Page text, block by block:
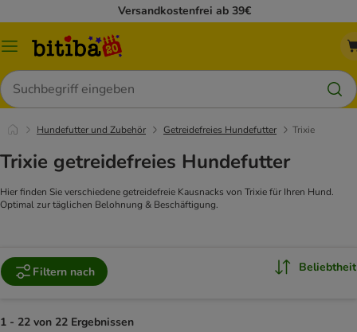
Versandkostenfrei ab 39€
Menü
Suchen
Hundefutter und Zubehör Getreidefreies Hundefutter Trixie
Trixie getreidefreies Hundefutter
Hier finden Sie verschiedene getreidefreie Kausnacks von Trixie für Ihren Hund.
Optimal zur täglichen Belohnung & Beschäftigung.
Filtern nach Beliebtheit
1 - 22 von 22 Ergebnissen